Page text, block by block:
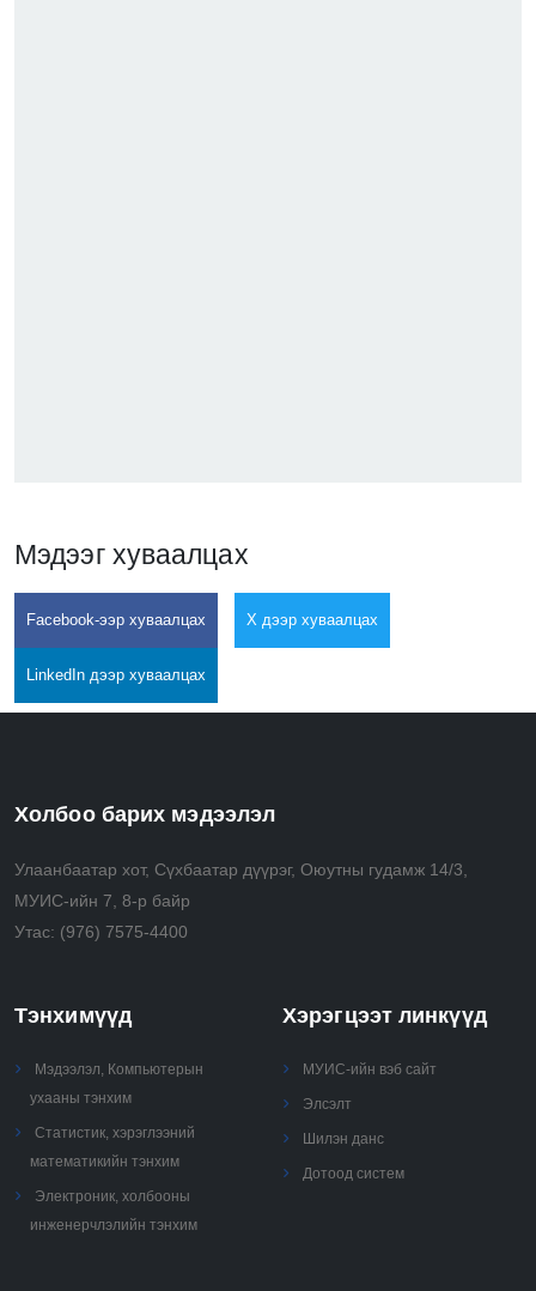
Мэдээг хуваалцах
Facebook-ээр хуваалцах X дээр хуваалцах
LinkedIn дээр хуваалцах
Холбоо барих мэдээлэл
Улаанбаатар хот, Сүхбаатар дүүрэг, Оюутны гудамж 14/3,
МУИС-ийн 7, 8-р байр
Утас: (976) 7575-4400
Тэнхимүүд
Мэдээлэл, Компьютерын
ухааны тэнхим
Статистик, хэрэглээний
математикийн тэнхим
Электроник, холбооны
инженерчлэлийн тэнхим
Хэрэгцээт линкүүд
МУИС-ийн вэб сайт
Элсэлт
Шилэн данс
Дотоод систем